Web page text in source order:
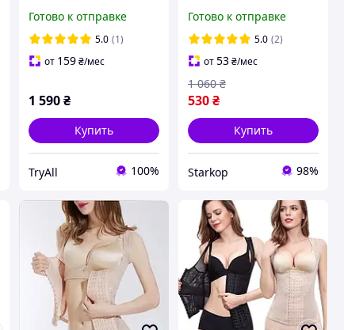
косточек: бежевый,
черный
Готово к отправке
5.0 (1)
от 159 ₴/мес
1 590 ₴
Купить
TryAll 100%
корректирующий
корсет для талии
Готово к отправке
5.0 (2)
от53₴/мес
530₴
1 060 ₴
Купить
Starkop 98%